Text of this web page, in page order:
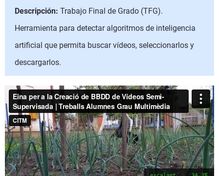
Descripción: Trabajo Final de Grado (TFG).
Herramienta para detectar algoritmos de inteligencia
artificial que permita buscar vídeos, seleccionarlos y
descargarlos.